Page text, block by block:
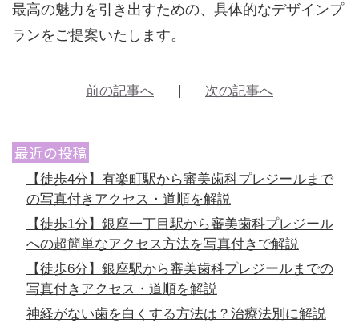
最高の魅力を引き出すための、具体的なデザインプ
ランをご提案いたします。
前の記事へ 次の記事へ
最近の投稿
【徒歩4分】有楽町駅から審美歯科プレジールまで
の写真付きアクセス・道順を解説
【徒歩1分】銀座一丁目駅から審美歯科プレジール
への超簡単なアクセス方法を写真付きで解説
【徒歩6分】銀座駅から審美歯科プレジールまでの
写真付きアクセス・道順を解説
神経がない歯を白くする方法は？治療法別に解説